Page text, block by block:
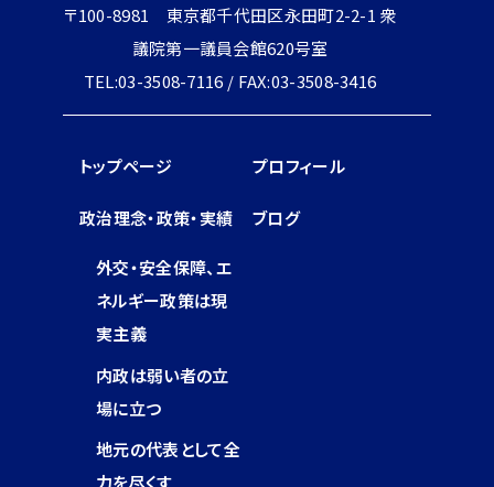
〒100-8981 東京都千代田区永田町2-2-1 衆
議院第一議員会館620号室
TEL:03-3508-7116 / FAX:03-3508-3416
トップページ プロフィール
政治理念・政策・実績
外交・安全保障、エ
ネルギー政策は現
実主義
内政は弱い者の立
場に立つ
地元の代表として全
ブログ